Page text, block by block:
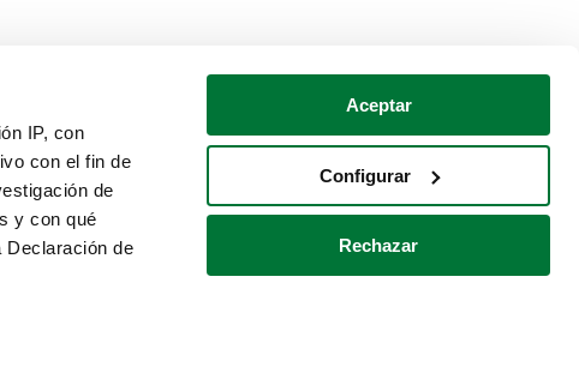
IP, con
con el fin de
de
y con qué
Declaración de
Aceptar
Configurar
Rechazar